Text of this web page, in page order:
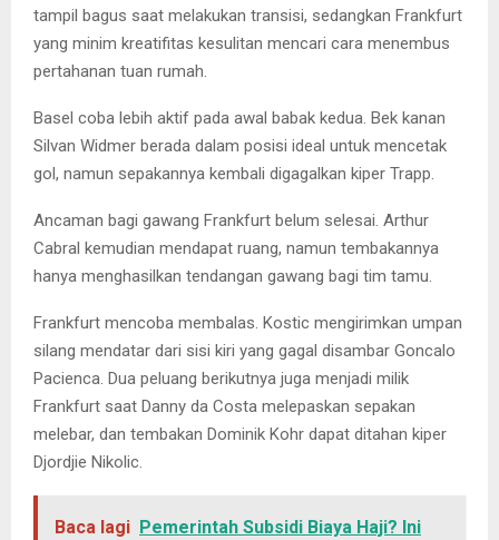
tampil bagus saat melakukan transisi, sedangkan Frankfurt
yang minim kreatifitas kesulitan mencari cara menembus
pertahanan tuan rumah.
Basel coba lebih aktif pada awal babak kedua. Bek kanan
Silvan Widmer berada dalam posisi ideal untuk mencetak
gol, namun sepakannya kembali digagalkan kiper Trapp.
Ancaman bagi gawang Frankfurt belum selesai. Arthur
Cabral kemudian mendapat ruang, namun tembakannya
hanya menghasilkan tendangan gawang bagi tim tamu.
Frankfurt mencoba membalas. Kostic mengirimkan umpan
silang mendatar dari sisi kiri yang gagal disambar Goncalo
Pacienca. Dua peluang berikutnya juga menjadi milik
Frankfurt saat Danny da Costa melepaskan sepakan
melebar, dan tembakan Dominik Kohr dapat ditahan kiper
Djordjie Nikolic.
Baca lagi Pemerintah Subsidi Biaya Haji? Ini